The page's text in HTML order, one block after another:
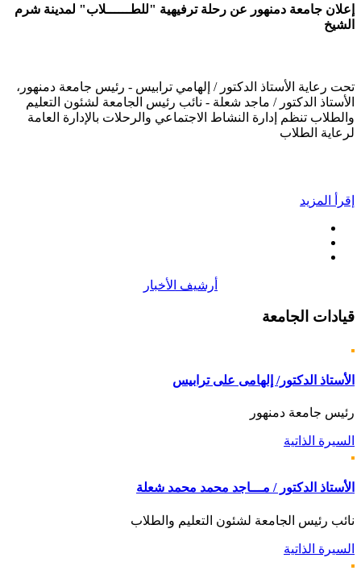
إعلان جامعة دمنهور عن رحلة ترفيهية "للطــــــلاب" لمدينة شرم
الشيخ
تحت رعاية الأستاذ الدكتور / إلهامي ترابيس - رئيس جامعة دمنهور،
الأستاذ الدكتور / ماجد شعلة - نائب رئيس الجامعة لشئون التعليم
والطلاب تنظم إدارة النشاط الاجتماعي والرحلات بالإدارة العامة
لرعاية الطلاب
إقرأ المزيد
أرشيف الأخبار
قيادات الجامعة
الأستاذ الدكتور/ إلهامى على ترابيس
رئيس جامعة دمنهور
السيرة الذاتية
الأستاذ الدكتور / مـــاجد محمد محمد شعلة
نائب رئيس الجامعة لشئون التعليم والطلاب
السيرة الذاتية